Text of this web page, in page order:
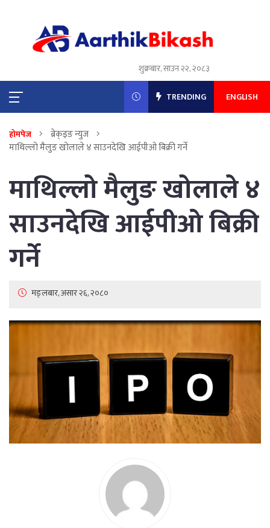
शुक्रबार, साउन २२, २०८३
TRENDING ENGLISH
होमपेज
ब्रेक्इङ न्युज
माथिल्लो मैलुङ खोलाले ४ साउनदेखि आईपीओ बिक्री गर्ने
माथिल्लो मैलुङ खोलाले ४
साउनदेखि आईपीओ बिक्री
गर्ने
मङ्लबार, असार २६, २०८०